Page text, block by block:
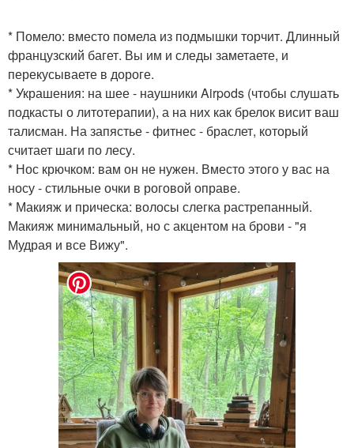
* Помело: вместо помела из подмышки торчит. Длинный
французский багет. Вы им и следы заметаете, и
перекусываете в дороге.
* Украшения: на шее - наушники Airpods (чтобы слушать
подкасты о литотерапии), а на них как брелок висит ваш
талисман. На запястье - фитнес - браслет, который
считает шаги по лесу.
* Нос крючком: вам он не нужен. Вместо этого у вас на
носу - стильные очки в роговой оправе.
* Макияж и прическа: волосы слегка растрепанный.
Макияж минимальный, но с акцентом на брови - "я
Мудрая и все Вижу".